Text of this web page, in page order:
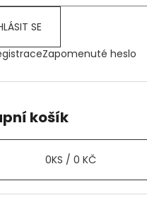
SE
Zapomenuté heslo
košík
0KS / 0 KČ